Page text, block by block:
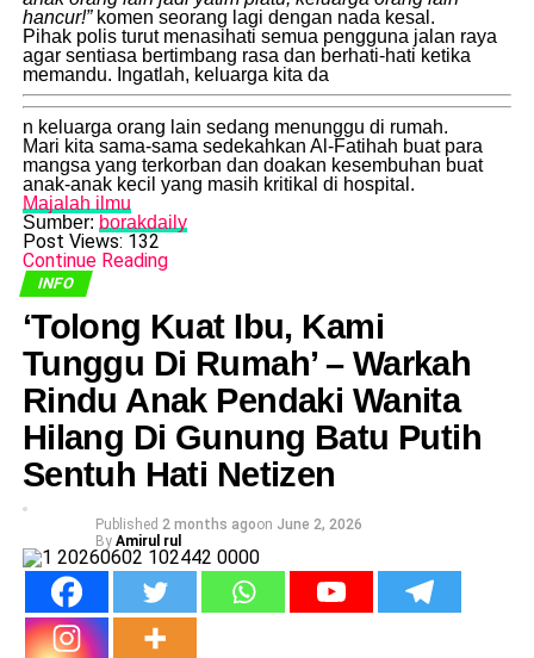
hancur!”komen seorang lagi dengan nada kesal.
​Pihak polis turut menasihati semua pengguna jalan raya
agar sentiasa bertimbang rasa dan berhati-hati ketika
memandu. Ingatlah, keluarga kita da
n keluarga orang lain sedang menunggu di rumah.
​Mari kita sama-sama sedekahkan Al-Fatihah buat para
mangsa yang terkorban dan doakan kesembuhan buat
anak-anak kecil yang masih kritikal di hospital.
Majalah ilmu
Sumber: borakdaily
Post Views: 132
Continue Reading
INFO
​‘Tolong Kuat Ibu, Kami
Tunggu Di Rumah’ – Warkah
Rindu Anak Pendaki Wanita
Hilang Di Gunung Batu Putih
Sentuh Hati Netizen
Published 2 months agoon June 2, 2026
By Amirul rul